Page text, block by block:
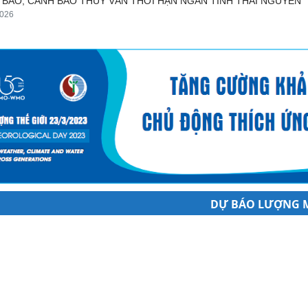
DỰ BÁO LƯỢNG